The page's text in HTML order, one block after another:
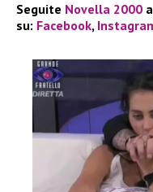
Seguite Novella 2000
su: Facebook,